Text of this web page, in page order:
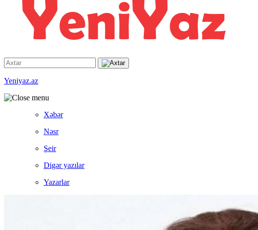
Yeniyaz.az
Xəbər
Nəsr
Şeir
Digər yazılar
Yazarlar